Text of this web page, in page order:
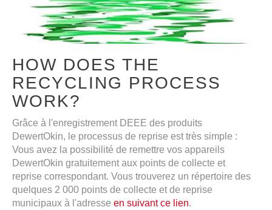
HOW DOES THE
RECYCLING PROCESS
WORK?
Grâce à l'enregistrement DEEE des produits
DewertOkin, le processus de reprise est très simple :
Vous avez la possibilité de remettre vos appareils
DewertOkin gratuitement aux points de collecte et
reprise correspondant. Vous trouverez un répertoire des
quelques 2 000 points de collecte et de reprise
municipaux à l'adresse en suivant ce lien.